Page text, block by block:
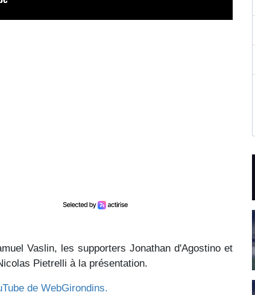
Vaslin, les supporters Jonathan d'Agostino et
Pietrelli à la présentation.
de WebGirondins.